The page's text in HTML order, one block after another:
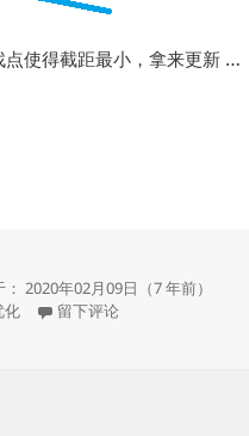
使得截距最小，拿来更新 …
2020年02月09日（7 年前）
化 于浅谈斜率优化——截距优化
留下评论